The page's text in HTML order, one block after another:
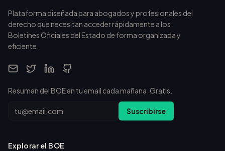
Plataforma diseñada para abogados y profesionales del
derecho que necesitan acceder rápidamente a los
Boletines Oficiales del Estado de forma organizada y
eficiente.
Resumen del BOE en tu email cada mañana. Gratis.
Email Suscribirse
Explorar el BOE